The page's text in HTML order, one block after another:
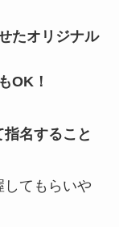
たオリジナル
OK！
名すること
てもらいや